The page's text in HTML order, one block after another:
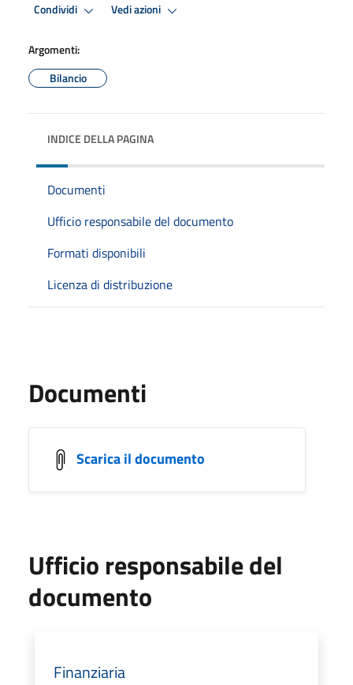
Condividi Vedi azioni
Argomenti:
Bilancio
INDICE DELLA PAGINA
Documenti
Ufficio responsabile del documento
Formati disponibili
Licenza di distribuzione
Documenti
Scarica il documento
Ufficio responsabile del
documento
Finanziaria